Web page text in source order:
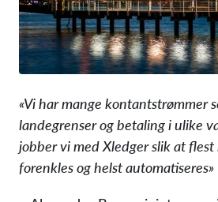
«Vi har mange kontantstrømmer
landegrenser og betaling i ulike
jobber vi med Xledger slik at
forenkles og helst automatiseres»